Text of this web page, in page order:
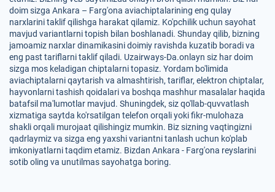
doim sizga Ankara – Farg'ona aviachiptalarining eng qulay
narxlarini taklif qilishga harakat qilamiz. Ko'pchilik uchun sayohat
mavjud variantlarni topish bilan boshlanadi. Shunday qilib, bizning
jamoamiz narxlar dinamikasini doimiy ravishda kuzatib boradi va
eng past tariflarni taklif qiladi. Uzairways-Da.onlayn siz har doim
sizga mos keladigan chiptalarni topasiz. Yordam bo'limida
aviachiptalarni qaytarish va almashtirish, tariflar, elektron chiptalar,
hayvonlarni tashish qoidalari va boshqa mashhur masalalar haqida
batafsil ma'lumotlar mavjud. Shuningdek, siz qo'llab-quvvatlash
xizmatiga saytda ko'rsatilgan telefon orqali yoki fikr-mulohaza
shakli orqali murojaat qilishingiz mumkin. Biz sizning vaqtingizni
qadrlaymiz va sizga eng yaxshi variantni tanlash uchun ko'plab
imkoniyatlarni taqdim etamiz. Bizdan Ankara - Farg'ona reyslarini
sotib oling va unutilmas sayohatga boring.